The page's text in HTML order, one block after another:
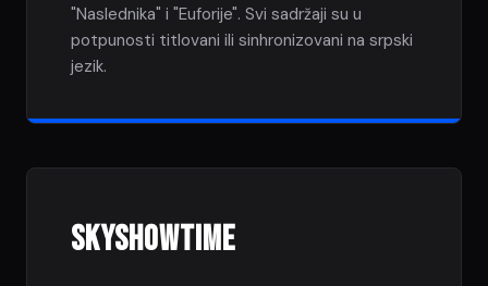
"Naslednika" i "Euforije". Svi sadržaji su u
potpunosti titlovani ili sinhronizovani na srpski
jezik.
SkyShowtime